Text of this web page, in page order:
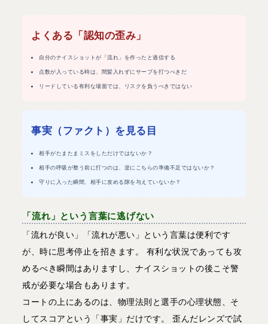
よくある「認知の歪み」
自分のナイスショットが「流れ」を作ったと過信する
点数が入っている時は、間髪入れずにサーブを打つべきだ
リードしている有利な場面では、リスクを負うべきではない
事実（ファクト）を見る目
相手がたまたまミスをしただけではないか？
相手の呼吸が整う前に打つのは、逆にこちらの準備不足ではないか？
守りに入った瞬間、相手に攻める隙を与えていないか？
「流れ」という言葉に逃げない
「流れが良い」「流れが悪い」という言葉は便利です
が、時に思考停止を招きます。 有利な状況であっても攻
めるべき瞬間はありますし、ナイスショットの後こそ警
戒が必要な場合もあります。
コートの上にあるのは、物理法則と選手の心理状態、そ
してスコアという「事実」だけです。 歪んだレンズで試